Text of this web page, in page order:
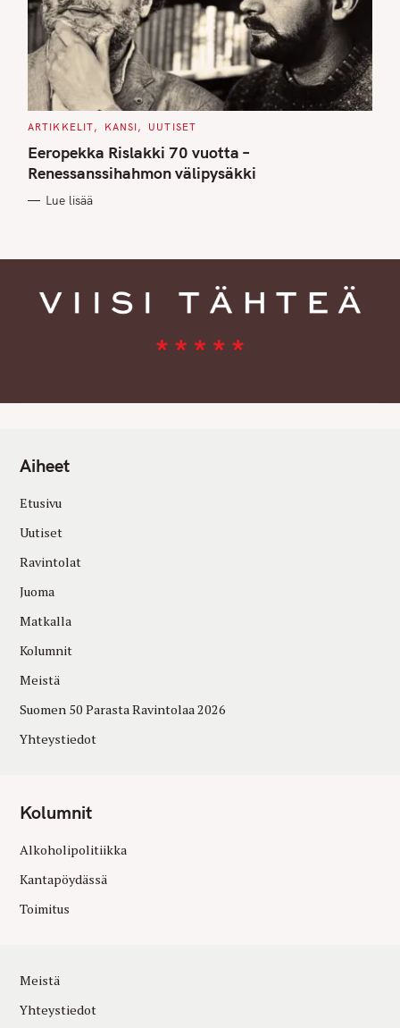
C
T
E
G
O
I
ARTIKKELIT KANSI UUTISET
Eeropekka Rislakki 70 vuotta –
Renessanssihahmon välipysäkki
Lue lisää
Aiheet
Etusivu
Uutiset
Ravintolat
Juoma
Matkalla
Kolumnit
Meistä
Suomen 50 Parasta Ravintolaa 2026
Yhteystiedot
Kolumnit
Alkoholipolitiikka
Kantapöydässä
Toimitus
Meistä
Yhteystiedot